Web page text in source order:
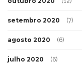
setembro 2020 (7)
agosto 2020 (6)
julho 2020 (6)